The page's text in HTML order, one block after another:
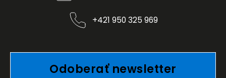
+421 950 325 969
Odoberať newsletter